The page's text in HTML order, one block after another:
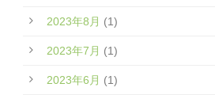
2023年8月 (1)
2023年7月 (1)
2023年6月 (1)